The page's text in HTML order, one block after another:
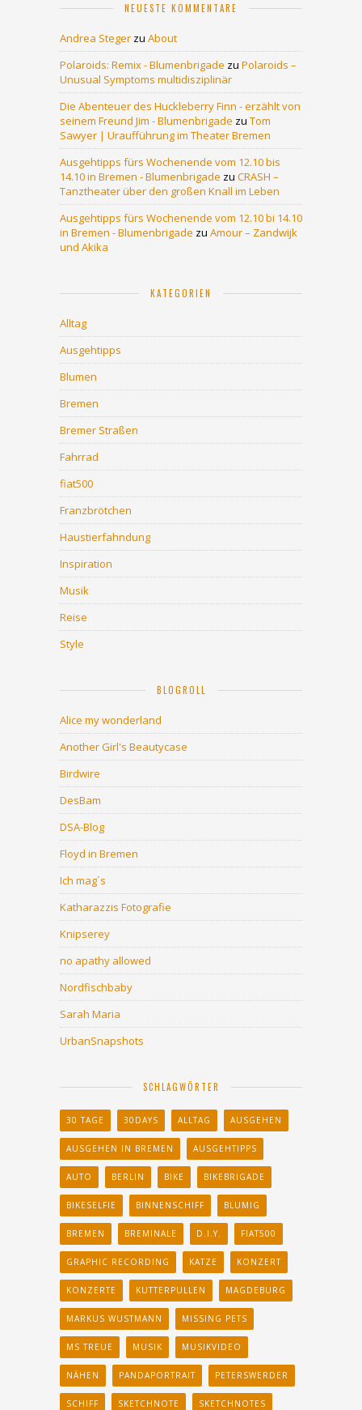
NEUESTE KOMMENTARE
Andrea Steger zu About
Polaroids: Remix - Blumenbrigade zu Polaroids –
Unusual Symptoms multidisziplinär
Die Abenteuer des Huckleberry Finn - erzählt von
seinem Freund Jim - Blumenbrigade zu Tom
Sawyer | Uraufführung im Theater Bremen
Ausgehtipps fürs Wochenende vom 12.10 bis
14.10 in Bremen - Blumenbrigade zu CRASH –
Tanztheater über den großen Knall im Leben
Ausgehtipps fürs Wochenende vom 12.10 bi 14.10
in Bremen - Blumenbrigade zu Amour – Zandwijk
und Akika
KATEGORIEN
Alltag
Ausgehtipps
Blumen
Bremen
Bremer Straßen
Fahrrad
fiat500
Franzbrötchen
Haustierfahndung
Inspiration
Musik
Reise
Style
BLOGROLL
Alice my wonderland
Another Girl's Beautycase
Birdwire
DesBam
DSA-Blog
Floyd in Bremen
Ich mag´s
Katharazzis Fotografie
Knipserey
no apathy allowed
Nordfischbaby
Sarah Maria
UrbanSnapshots
SCHLAGWÖRTER
30 TAGE 30DAYS ALLTAG AUSGEHEN
AUSGEHEN IN BREMEN AUSGEHTIPPS
AUTO BERLIN BIKE BIKEBRIGADE
BIKESELFIE BINNENSCHIFF BLUMIG
BREMEN BREMINALE D.I.Y. FIAT500
GRAPHIC RECORDING KATZE KONZERT
KONZERTE KUTTERPULLEN MAGDEBURG
MARKUS WUSTMANN MISSING PETS
MS TREUE MUSIK MUSIKVIDEO
NÄHEN PANDAPORTRAIT PETERSWERDER
SCHIFF SKETCHNOTE SKETCHNOTES